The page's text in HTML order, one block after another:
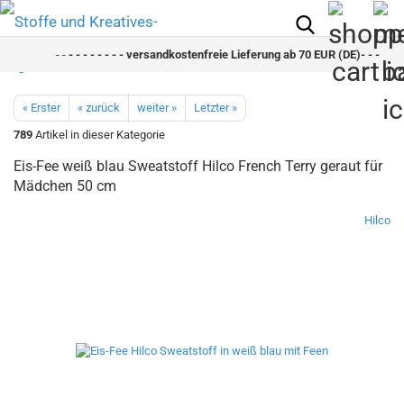
- - - - - - - - versandkostenfreie Lieferung ab 70 EUR (DE)- - - - - -
« Erster « zurück weiter »
Letzter »
789 Artikel in dieser Kategorie
Eis-Fee weiß blau Sweatstoff Hilco French Terry geraut für
Mädchen 50 cm
Hilco